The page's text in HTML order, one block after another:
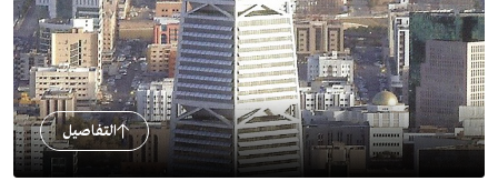
التفاصيل